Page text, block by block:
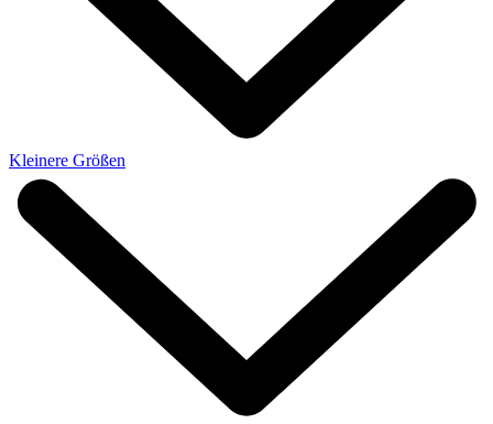
Kleinere Größen